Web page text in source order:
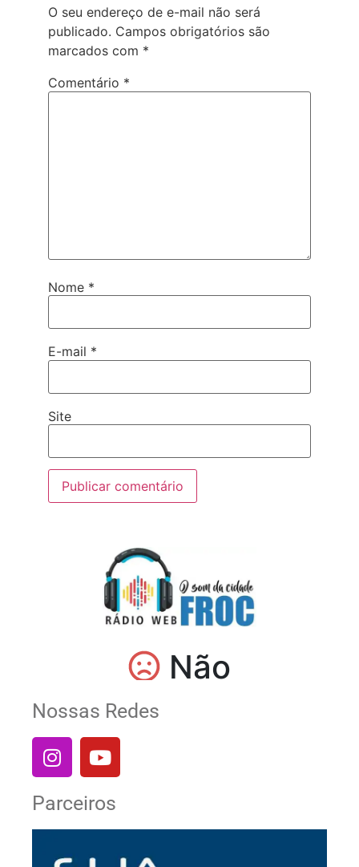
O seu endereço de e-mail não será
publicado. Campos obrigatórios são
marcados com *
Comentário *
Nome *
E-mail *
Site
Nossas Redes
Parceiros